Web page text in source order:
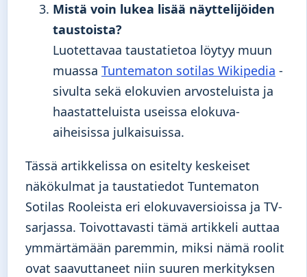
Mistä voin lukea lisää näyttelijöiden
taustoista?
Luotettavaa taustatietoa löytyy muun
muassa Tuntematon sotilas Wikipedia -
sivulta sekä elokuvien arvosteluista ja
haastatteluista useissa elokuva-
aiheisissa julkaisuissa.
Tässä artikkelissa on esitelty keskeiset
näkökulmat ja taustatiedot Tuntematon
Sotilas Rooleista eri elokuvaversioissa ja TV-
sarjassa. Toivottavasti tämä artikkeli auttaa
ymmärtämään paremmin, miksi nämä roolit
ovat saavuttaneet niin suuren merkityksen